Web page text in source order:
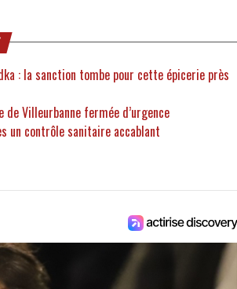
: la sanction tombe pour cette épicerie près
Villeurbanne fermée d’urgence
un contrôle sanitaire accablant